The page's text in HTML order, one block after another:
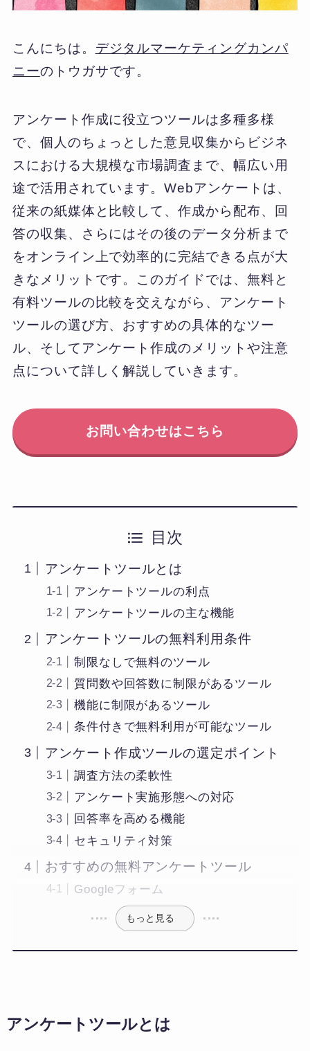
こんにちは。 デジタルマーケティングカンパ
ニーのトウガサです。
アンケート作成に役立つツールは多種多様
で、個人のちょっとした意見収集からビジネ
スにおける大規模な市場調査まで、幅広い用
途で活用されています。Webアンケートは、
従来の紙媒体と比較して、作成から配布、回
答の収集、さらにはその後のデータ分析まで
をオンライン上で効率的に完結できる点が大
きなメリットです。このガイドでは、無料と
有料ツールの比較を交えながら、アンケート
ツールの選び方、おすすめの具体的なツー
ル、そしてアンケート作成のメリットや注意
点について詳しく解説していきます。
お問い合わせはこちら
目次
アンケートツールとは
アンケートツールの利点
アンケートツールの主な機能
アンケートツールの無料利用条件
制限なしで無料のツール
質問数や回答数に制限があるツール
機能に制限があるツール
条件付きで無料利用が可能なツール
アンケート作成ツールの選定ポイント
調査方法の柔軟性
アンケート実施形態への対応
回答率を高める機能
セキュリティ対策
おすすめの無料アンケートツール
Googleフォーム
もっと見る
アンケートツールとは